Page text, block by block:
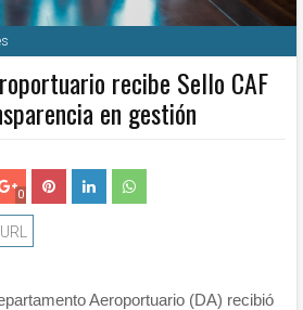
recibe Sello CAF
en gestión
0
URL
Aeroportuario (DA) recibió